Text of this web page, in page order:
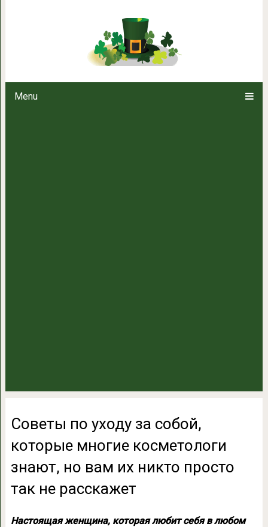
Menu
Советы по уходу за собой,
знают, но вам их никто
Советы по уходу за собой,
которые многие косметологи
знают, но вам их никто просто
так не расскажет
Настоящая женщина, которая любит себя в любом